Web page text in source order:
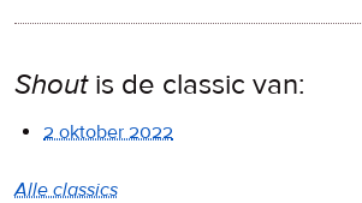
Shoutis de classic van:
2 oktober 2022
Alle classics